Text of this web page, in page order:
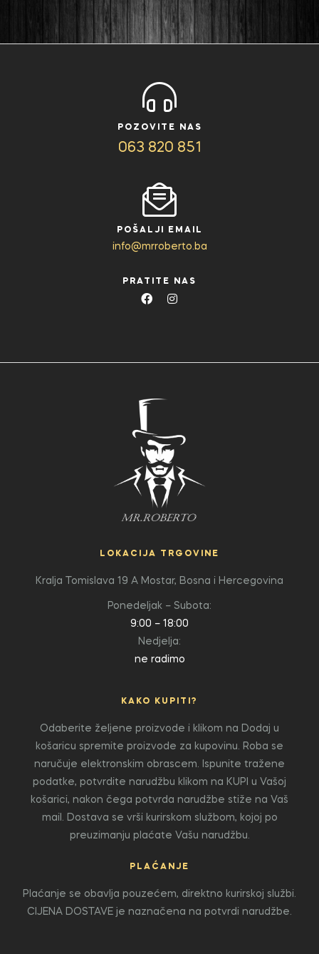
POZOVITE NAS
063 820 851
POŠALJI EMAIL
info@mrroberto.ba
PRATITE NAS
LOKACIJA TRGOVINE
Kralja Tomislava 19 A Mostar, Bosna i Hercegovina
Ponedeljak – Subota:
9:00 – 18:00
Nedjelja:
ne radimo
KAKO KUPITI?
Odaberite željene proizvode i klikom na Dodaj u
košaricu spremite proizvode za kupovinu. Roba se
naručuje elektronskim obrascem. Ispunite tražene
podatke, potvrdite narudžbu klikom na KUPI u Vašoj
košarici, nakon čega potvrda narudžbe stiže na Vaš
mail. Dostava se vrši kurirskom službom, kojoj po
preuzimanju plaćate Vašu narudžbu.
PLAĆANJE
Plaćanje se obavlja pouzećem, direktno kurirskoj službi.
CIJENA DOSTAVE je naznačena na potvrdi narudžbe.